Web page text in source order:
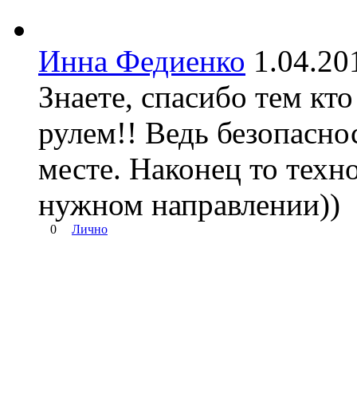
Инна Федиенко
Знаете, спасибо тем
рулем!! Ведь
месте. Наконец то
нужном направлении))
0 Лично